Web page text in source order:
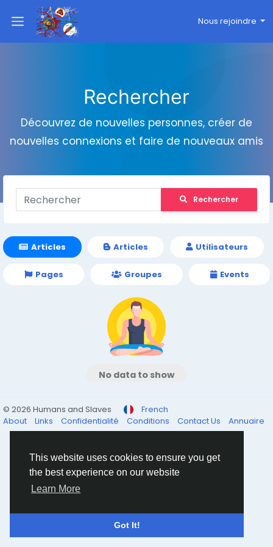
This website uses cookies to ensure you get
the best experience on our website
Learn More
Got It!
Nous rejoindre
Rechercher
Découvrez de nouvelles personnes, créer de
nouvelles connexions et faire de nouveaux amis
Rechercher
Articles Articles Utilisateurs
Pages Groupes Events
No data to show
© 2026 Humans and Slaves
French
About
Links Confidentialité Conditions Contact Us Annuaire